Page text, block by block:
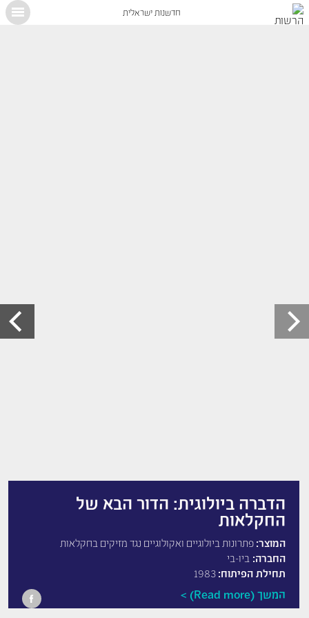
חדשנות ישראלית
הדברה ביולוגית: הדור הבא של
החקלאות
המוצר: פתרונות ביולוגיים ואקולוגיים נגד מזיקים בחקלאות
החברה: ביו-בי
תחילת הפיתוח:
המשך (Read more)
X